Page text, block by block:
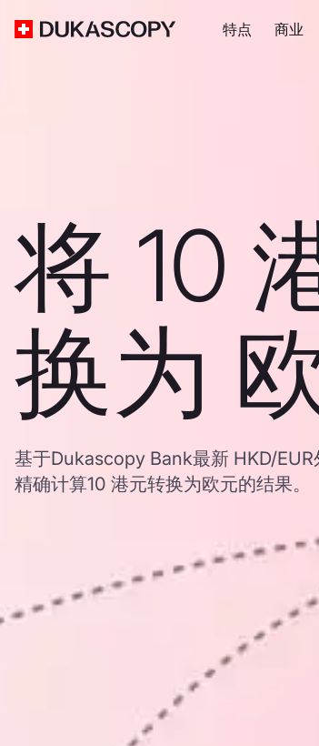
特点 商业
将 10
换为
基于Dukascopy Bank最新 HKD/
精确计算10 港元转换为欧元的结果。